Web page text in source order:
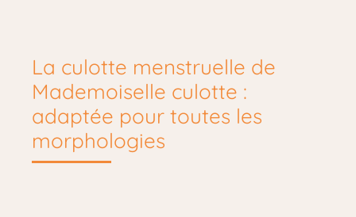
La culotte menstruelle de
Mademoiselle culotte :
adaptée pour toutes les
morphologies